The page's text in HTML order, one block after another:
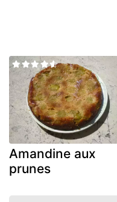
Amandine aux
prunes